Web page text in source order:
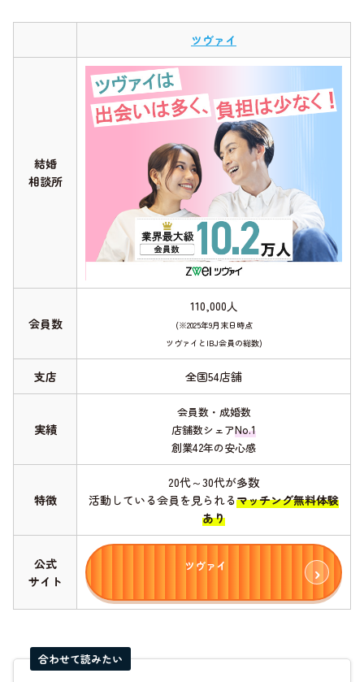
ツヴァイ
結婚
相談所
会員数
110,000人
(※2025年9月末日時点
ツヴァイとIBJ会員の総数)
支店 全国54店舗
実績
会員数・成婚数
店舗数シェアNo.1
創業42年の安心感
特徴
20代～30代が多数
活動している会員を見られるマッチング無料体験
あり
公式
サイト
ツヴァイ
合わせて読みたい